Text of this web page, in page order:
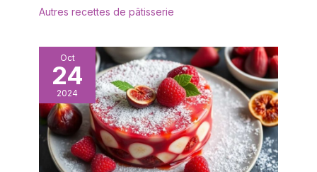
inoxydable haut de
associés à n'importe
quel aliment, qu'il
s'agisse de salades, de
fruits, de desserts, de
barbecues, de steaks,
etc., ce plateau délicat
peut vous offrir un long
service. Acier inoxydable
de haute qualité : plaque
Autres recettes de pâtisserie
Oct
24
2024